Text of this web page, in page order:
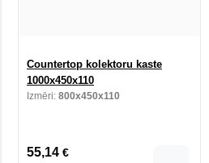
Countertop kolektoru kaste
1000x450x110
Izmēri: 800x450x110
55,14 €